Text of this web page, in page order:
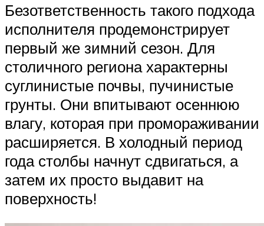
Безответственность такого подхода
исполнителя продемонстрирует
первый же зимний сезон. Для
столичного региона характерны
суглинистые почвы, пучинистые
грунты. Они впитывают осеннюю
влагу, которая при промораживании
расширяется. В холодный период
года столбы начнут сдвигаться, а
затем их просто выдавит на
поверхность!